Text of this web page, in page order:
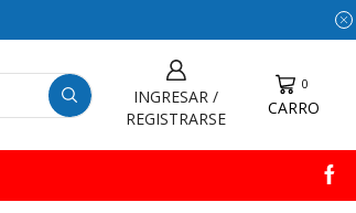
INGRESAR /
REGISTRARSE
0
CARRO